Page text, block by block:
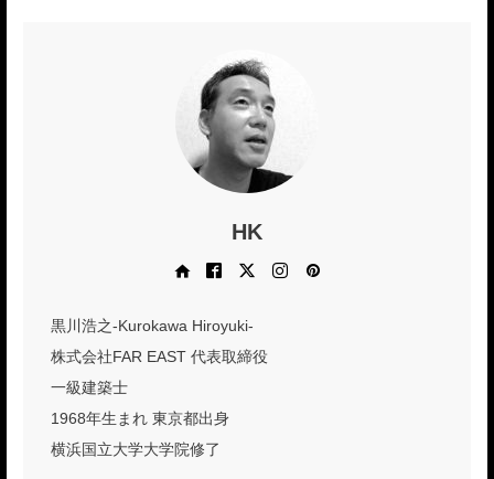
HK
InstagramPinterest
黒川浩之-Kurokawa Hiroyuki-
株式会社FAR EAST 代表取締役
一級建築士
1968年生まれ 東京都出身
横浜国立大学大学院修了